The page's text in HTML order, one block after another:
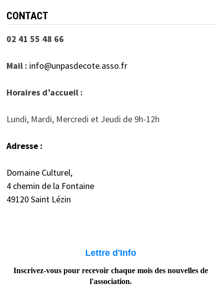
CONTACT
02 41 55 48 66
Mail : info@unpasdecote.asso.fr
Horaires d’accueil :
Lundi, Mardi, Mercredi et Jeudi de 9h-12h
Adresse :
Domaine Culturel,
4 chemin de la Fontaine
49120 Saint Lézin
Lettre d'Info
Inscrivez-vous pour recevoir chaque mois des nouvelles de
l'association.